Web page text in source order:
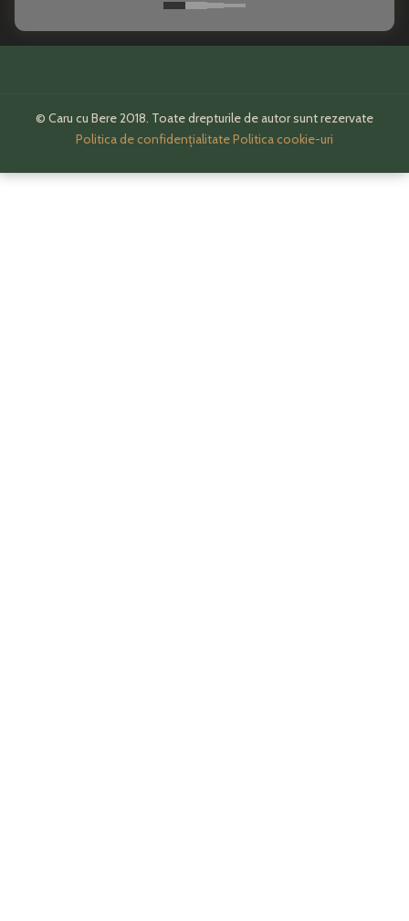
© Caru cu Bere 2018. Toate drepturile de autor sunt rezervate
Politica de confidențialitatePolitica cookie-uri